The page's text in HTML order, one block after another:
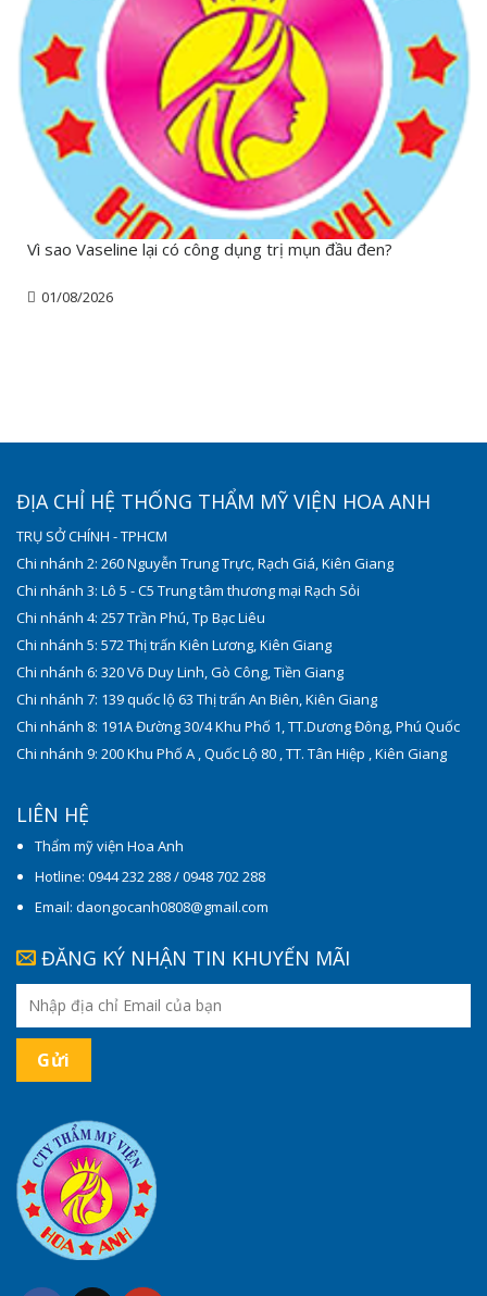
Vì sao Vaseline lại có công dụng trị mụn đầu đen?
01/08/2026
ĐỊA CHỈ HỆ THỐNG THẨM MỸ VIỆN HOA ANH
TRỤ SỞ CHÍNH - TPHCM
Chi nhánh 2: 260 Nguyễn Trung Trực, Rạch Giá, Kiên Giang
Chi nhánh 3: Lô 5 - C5 Trung tâm thương mại Rạch Sỏi
Chi nhánh 4: 257 Trần Phú, Tp Bạc Liêu
Chi nhánh 5: 572 Thị trấn Kiên Lương, Kiên Giang
Chi nhánh 6: 320 Võ Duy Linh, Gò Công, Tiền Giang
Chi nhánh 7: 139 quốc lộ 63 Thị trấn An Biên, Kiên Giang
Chi nhánh 8: 191A Đường 30/4 Khu Phố 1, TT.Dương Đông, Phú Quốc
Chi nhánh 9: 200 Khu Phố A , Quốc Lộ 80 , TT. Tân Hiệp , Kiên Giang
LIÊN HỆ
Thẩm mỹ viện Hoa Anh
Hotline: 0944 232 288 / 0948 702 288
Email: daongocanh0808@gmail.com
ĐĂNG KÝ NHẬN TIN KHUYẾN MÃI